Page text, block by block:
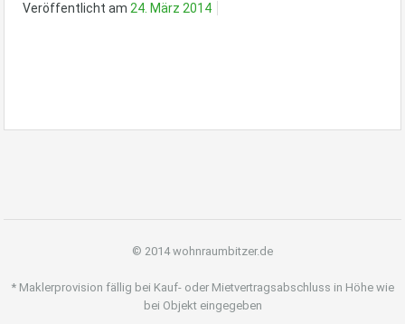
Veröffentlicht am 24. März 2014
© 2014 wohnraumbitzer.de
* Maklerprovision fällig bei Kauf- oder Mietvertragsabschluss in Höhe wie
bei Objekt eingegeben